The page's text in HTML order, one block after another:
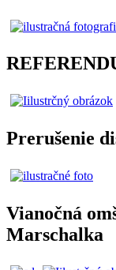
Prerušenie
Vianočná
Marschalka